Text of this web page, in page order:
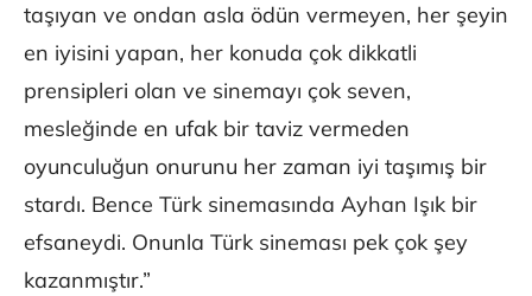
taşıyan ve ondan asla ödün vermeyen, her şeyin
en iyisini yapan, her konuda çok dikkatli
prensipleri olan ve sinemayı çok seven,
mesleğinde en ufak bir taviz vermeden
oyunculuğun onurunu her zaman iyi taşımış bir
stardı. Bence Türk sinemasında Ayhan Işık bir
efsaneydi. Onunla Türk sineması pek çok şey
kazanmıştır.”